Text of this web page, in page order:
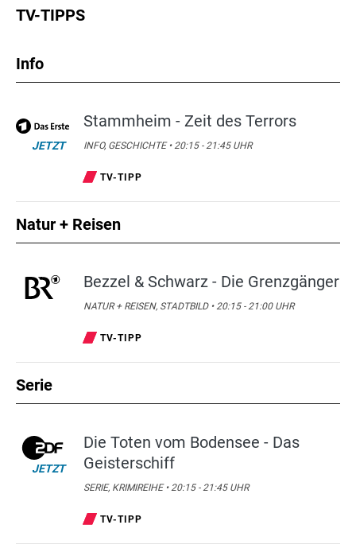
TV-TIPPS
Info
JETZT
Stammheim - Zeit des Terrors
INFO, GESCHICHTE • 20:15 - 21:45 UHR
TV-TIPP
Natur + Reisen
Bezzel & Schwarz - Die Grenzgänger
NATUR + REISEN, STADTBILD • 20:15 - 21:00 UHR
TV-TIPP
Serie
JETZT
Die Toten vom Bodensee - Das
Geisterschiff
SERIE, KRIMIREIHE • 20:15 - 21:45 UHR
TV-TIPP